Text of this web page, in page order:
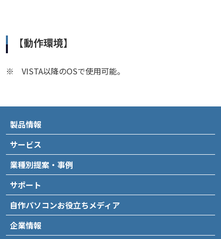
【動作環境】
※ VISTA以降のOSで使用可能。
製品情報
サービス
業種別提案・事例
サポート
自作パソコンお役立ちメディア
企業情報